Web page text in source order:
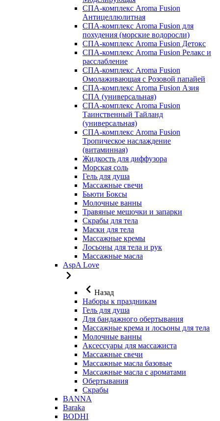
СПА-комплекс Aroma Fusion
Антицеллюлитная
СПА-комплекс Aroma Fusion для
похудения (морские водоросли)
СПА-комплекс Aroma Fusion Детокс
СПА-комплекс Aroma Fusion Релакс и
расслабление
СПА-комплекс Aroma Fusion
Омолаживающая с Розовой папайей
СПА-комплекс Aroma Fusion Азия
СПА (универсальная)
СПА-комплекс Aroma Fusion
Таинственный Тайланд
(универсальная)
СПА-комплекс Aroma Fusion
Тропическое наслаждение
(витаминная)
Жидкость для диффузора
Морская соль
Гель для душа
Массажные свечи
Бьюти Боксы
Молочные ванны
Травяные мешочки и запарки
Скрабы для тела
Маски для тела
Массажные кремы
Лосьоны для тела и рук
Массажные масла
AspA Love
Назад
Наборы к праздникам
Гель для душа
Для бандажного обертывания
Массажные крема и лосьоны для тела
Молочные ванны
Аксессуары для массажиста
Массажные свечи
Массажные масла базовые
Массажные масла с ароматами
Обертывания
Скрабы
BANNA
Baraka
BODHI